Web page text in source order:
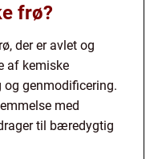
frø?
der er avlet og
af kemiske
genmodificering.
med
til bæredygtig